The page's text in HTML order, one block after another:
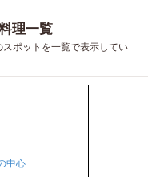
理一覧
ポットを一覧で表示してい